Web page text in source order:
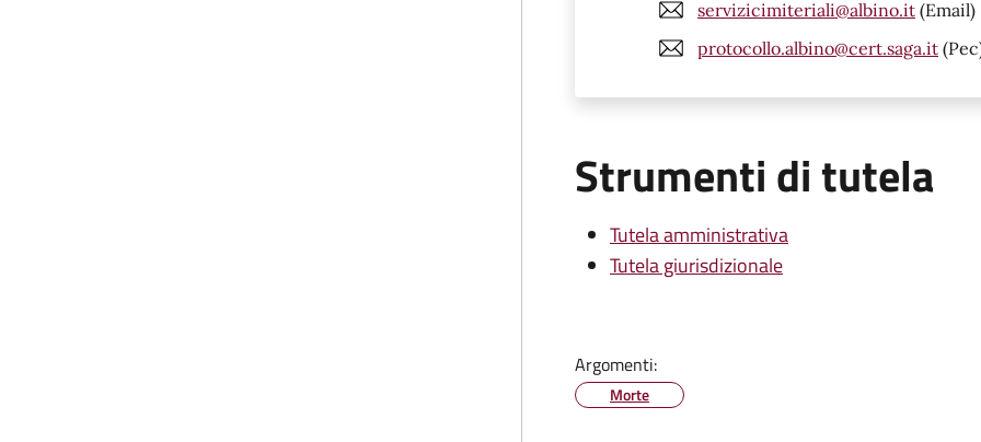
servizicimiteriali@albino.it (Email)
protocollo.albino@cert.saga.it
Strumenti di tutela
Tutela amministrativa
Tutela giurisdizionale
Argomenti:
Morte